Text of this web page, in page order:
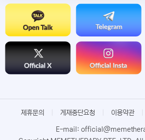
제휴문의 게재중단요청 이용약관
E-mail: